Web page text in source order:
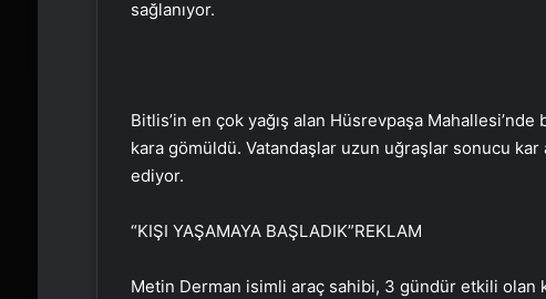
sağlanıyor.
Bitlis’in en çok yağış alan Hüsrevpaşa
kara gömüldü. Vatandaşlar uzun uğraşlar sonucu kar
ediyor.
“KIŞI YAŞAMAYA BAŞLADIK”REKLAM
Metin Derman isimli araç sahibi, 3 gündür etkili olan